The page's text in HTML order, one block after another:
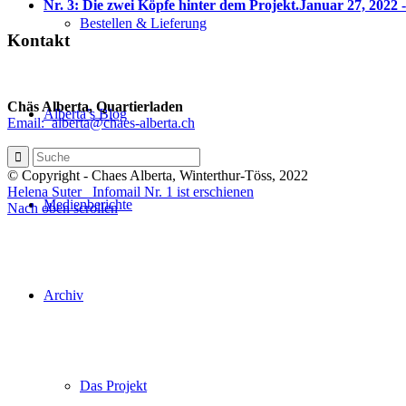
Bestellen & Lieferung
Alberta’s Blog
Medienberichte
Archiv
Das Projekt
Nr. 3: Die zwei Köpfe hinter dem Projekt.Januar 27, 2022
Kontakt
Chäs Alberta, Quartierladen
Email: alberta@chaes-alberta.ch
© Copyright - Chaes Alberta, Winterthur-Töss, 2022
Helena Suter
Infomail Nr. 1 ist erschienen
Nach oben scrollen